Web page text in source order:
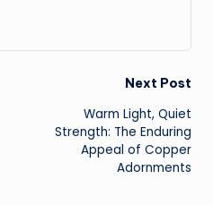
Next Post
Warm Light, Quiet
Strength: The Enduring
Appeal of Copper
Adornments